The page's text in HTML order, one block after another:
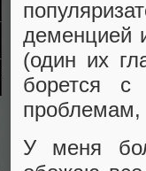
деменцией
(один их
борется
проблемам,
У меня